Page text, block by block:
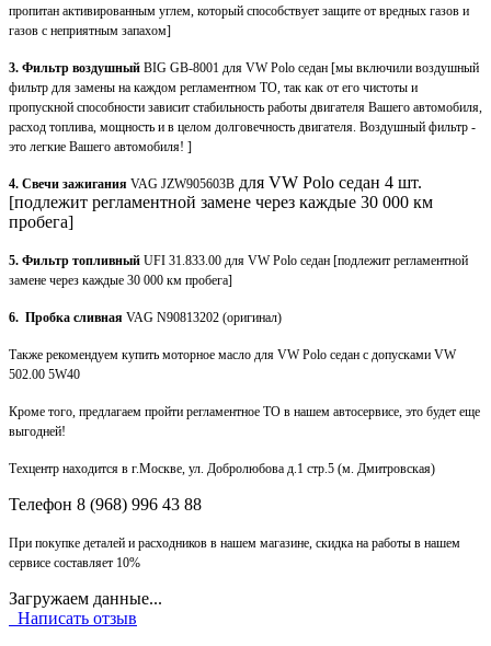
пропитан активированным углем, который способствует защите от вредных газов и
газов с неприятным запахом]
3. Фильтр воздушный BIG GB-8001 для VW Polo седан [мы включили воздушный
фильтр для замены на каждом регламентном ТО, так как от его чистоты и
пропускной способности зависит стабильность работы двигателя Вашего автомобиля,
расход топлива, мощность и в целом долговечность двигателя. Воздушный фильтр -
это легкие Вашего автомобиля! ]
4. Свечи зажигания VAG JZW905603B для VW Polo седан 4 шт.
[подлежит регламентной замене через каждые 30 000 км
пробега]
5. Фильтр топливный UFI 31.833.00 для VW Polo седан [подлежит регламентной
замене через каждые 30 000 км пробега]
6. Пробка сливная VAG N90813202 (оригинал)
Также рекомендуем купить моторное масло для VW Polo седан с допусками VW
502.00 5W40
Кроме того, предлагаем пройти регламентное ТО в нашем автосервисе, это будет еще
выгодней!
Техцентр находится в г.Москве, ул. Добролюбова д.1 стр.5 (м. Дмитровская)
Телефон 8 (968) 996 43 88
При покупке деталей и расходников в нашем магазине, скидка на работы в нашем
сервисе составляет 10%
Загружаем данные...
Написать отзыв